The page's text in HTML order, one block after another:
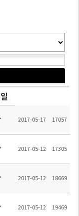
2017-05-17 17057
2017-05-12 17305
2017-05-12 18669
선정(긴급)2017-05-12 19469